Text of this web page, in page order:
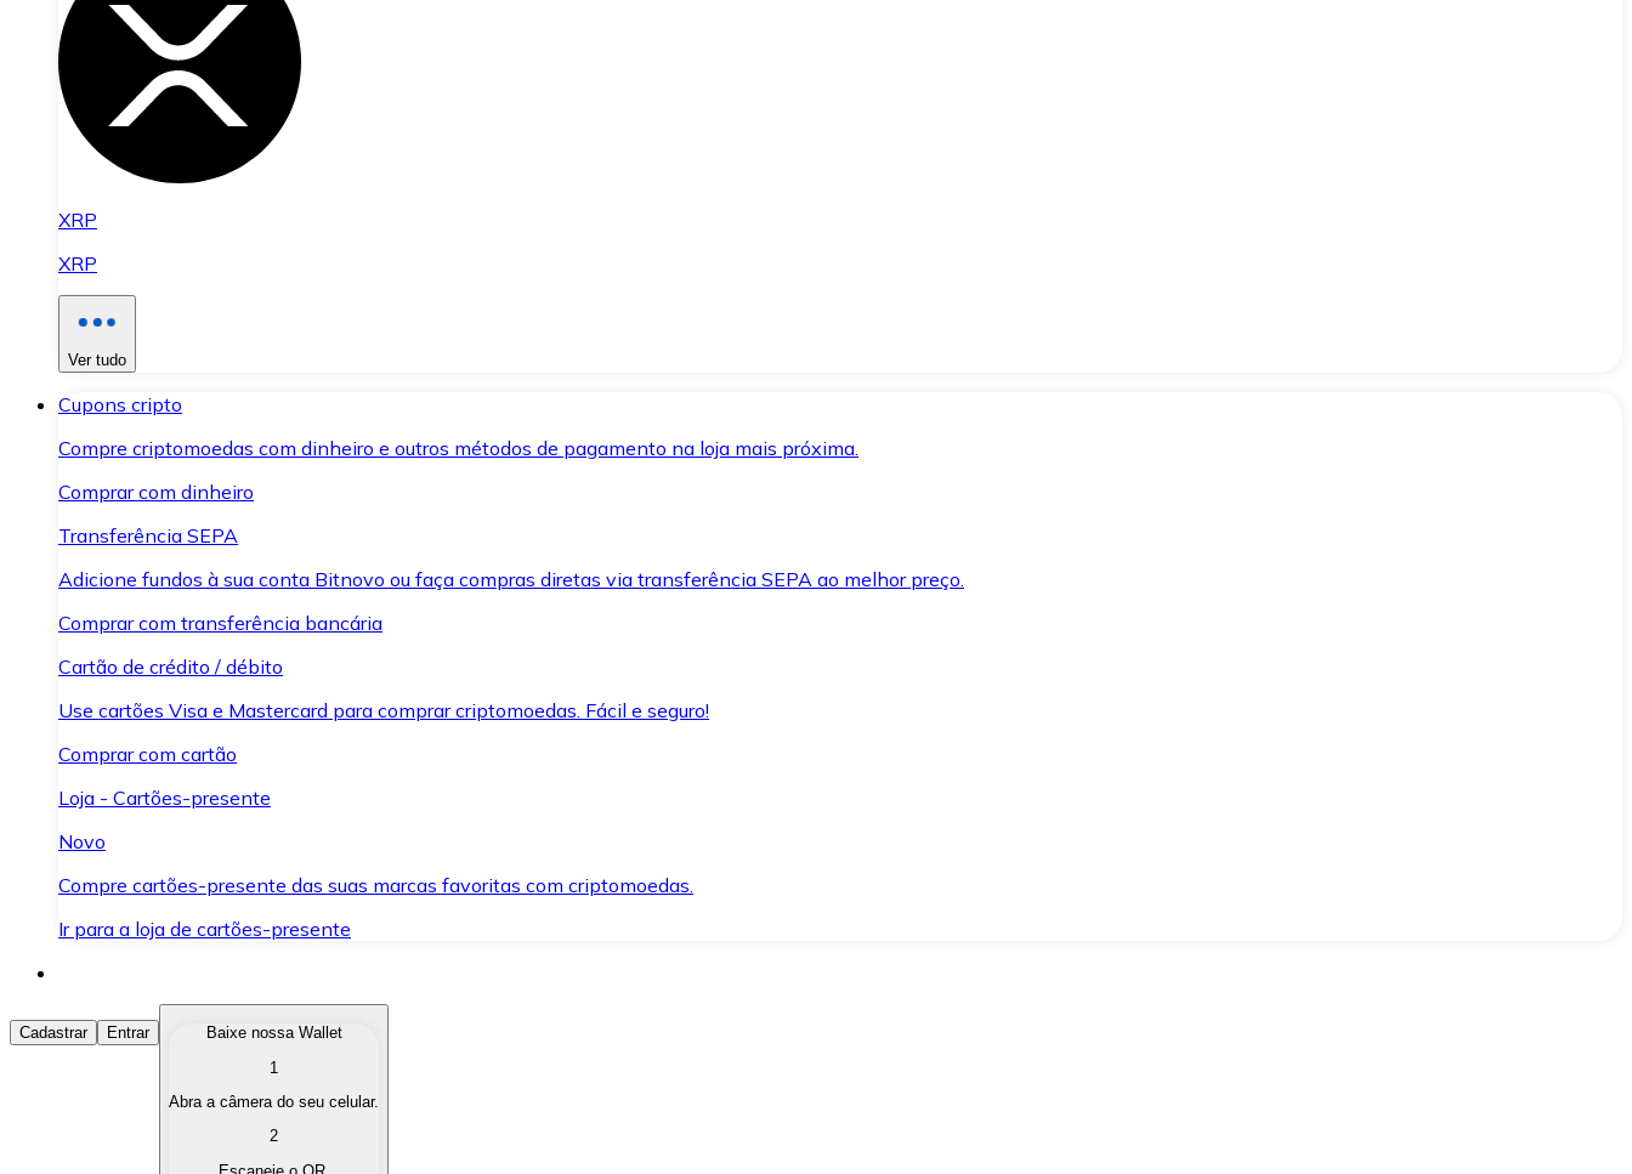
XRP
XRP
Ver tudo
Cupons cripto
Compre criptomoedas com dinheiro e outros métodos de pagamento na loja mais próxima.
Comprar com dinheiro
Transferência SEPA
Adicione fundos à sua conta Bitnovo ou faça compras diretas via transferência SEPA ao melhor preço.
Comprar com transferência bancária
Cartão de crédito / débito
Use cartões Visa e Mastercard para comprar criptomoedas. Fácil e seguro!
Comprar com cartão
Loja - Cartões-presente
Novo
Compre cartões-presente das suas marcas favoritas com criptomoedas.
Ir para a loja de cartões-presente
Comprar Criptomoedas
Compre as criptomoedas de seu interesse de forma rápida e segura.
Converta suas criptomoedas em moeda fiduciária quando precisar.
Cadastrar Entrar
Baixe nossa Wallet
1
Abra a câmera do seu celular.
2